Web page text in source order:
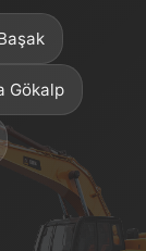
Gökalp